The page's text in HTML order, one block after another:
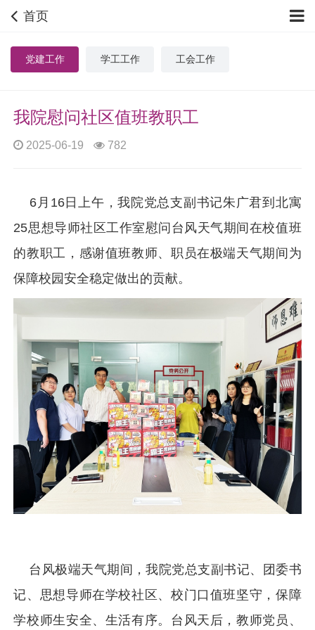
首页
党建工作 学工工作 工会工作
我院慰问社区值班教职工
2025-06-19 782
6月16日上午，我院党总支副书记朱广君到北寓
25思想导师社区工作室慰问台风天气期间在校值班
的教职工，感谢值班教师、职员在极端天气期间为
保障校园安全稳定做出的贡献。
台风极端天气期间，我院党总支副书记、团委书
记、思想导师在学校社区、校门口值班坚守，保障
学校师生安全、生活有序。台风天后，教师党员、